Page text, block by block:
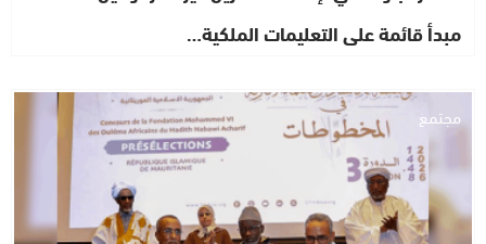
مبدأ قائمة على التعليمات الملكية…
مجتمع